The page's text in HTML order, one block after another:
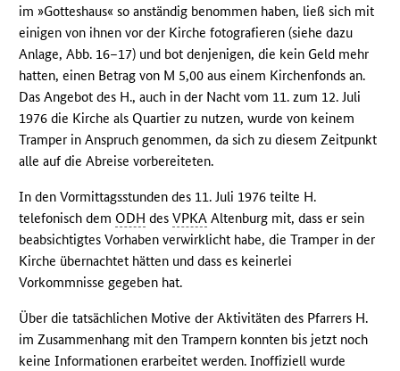
im »Gotteshaus« so anständig benommen haben, ließ sich mit
einigen von ihnen vor der Kirche fotografieren (siehe dazu
Anlage, Abb. 16–17) und bot denjenigen, die kein Geld mehr
hatten, einen Betrag von M 5,00 aus einem Kirchenfonds an.
Das Angebot des H., auch in der Nacht vom 11. zum 12. Juli
1976 die Kirche als Quartier zu nutzen, wurde von keinem
Tramper in Anspruch genommen, da sich zu diesem Zeitpunkt
alle auf die Abreise vorbereiteten.
In den Vormittagsstunden des 11. Juli 1976 teilte H.
telefonisch dem ODH desVPKA Altenburg mit, dass er sein
beabsichtigtes Vorhaben verwirklicht habe, die Tramper in der
Kirche übernachtet hätten und dass es keinerlei
Vorkommnisse gegeben hat.
Über die tatsächlichen Motive der Aktivitäten des Pfarrers H.
im Zusammenhang mit den Trampern konnten bis jetzt noch
keine Informationen erarbeitet werden. Inoffiziell wurde